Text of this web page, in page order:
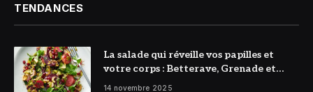
TENDANCES
La salade qui réveille vos papilles et
votre corps : Betterave, Grenade et
Citron à l’honneur
14 novembre 2025